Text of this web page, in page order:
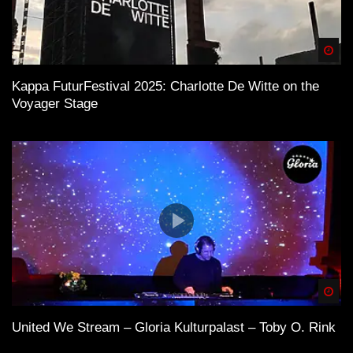
Kappa FuturFestival 2025: Charlotte De Witte on the
Voyager Stage
United We Stream – Gloria Kulturpalast – Toby O. Rink